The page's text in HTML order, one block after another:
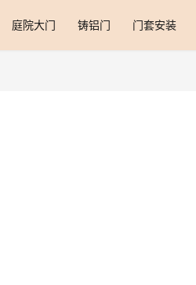
庭院大门 铸铝门 门套安装